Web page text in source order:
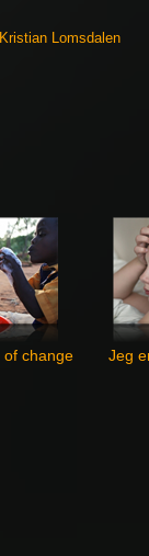
Lomsdalen
of change Jeg